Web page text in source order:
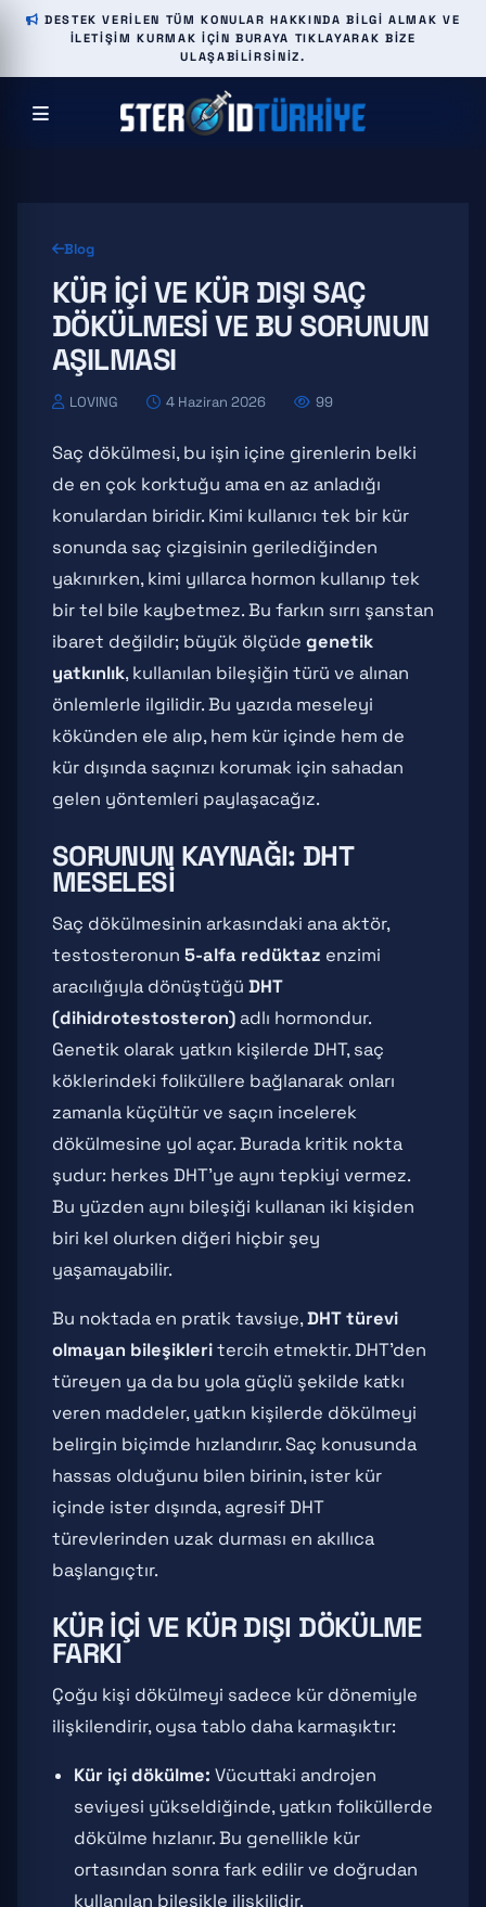
DESTEK VERILEN TÜM KONULAR HAKKINDA BILGI ALMAK VE
ILETIŞIM KURMAK IÇIN BURAYA TIKLAYARAK BIZE
ULAŞABILIRSINIZ.
Blog
KÜR İÇI VE KÜR DIŞI SAÇ
DÖKÜLMESI VE BU SORUNUN
AŞILMASI
LOVING 4 Haziran 2026 99
Saç dökülmesi, bu işin içine girenlerin belki
de en çok korktuğu ama en az anladığı
konulardan biridir. Kimi kullanıcı tek bir kür
sonunda saç çizgisinin gerilediğinden
yakınırken, kimi yıllarca hormon kullanıp tek
bir tel bile kaybetmez. Bu farkın sırrı şanstan
ibaret değildir; büyük ölçüde genetik
yatkınlık, kullanılan bileşiğin türü ve alınan
önlemlerle ilgilidir. Bu yazıda meseleyi
kökünden ele alıp, hem kür içinde hem de
kür dışında saçınızı korumak için sahadan
gelen yöntemleri paylaşacağız.
SORUNUN KAYNAĞI: DHT
MESELESI
Saç dökülmesinin arkasındaki ana aktör,
testosteronun 5-alfa redüktaz enzimi
aracılığıyla dönüştüğü DHT
(dihidrotestosteron)adlı hormondur.
Genetik olarak yatkın kişilerde DHT, saç
köklerindeki foliküllere bağlanarak onları
zamanla küçültür ve saçın incelerek
dökülmesine yol açar. Burada kritik nokta
şudur: herkes DHT'ye aynı tepkiyi vermez.
Bu yüzden aynı bileşiği kullanan iki kişiden
biri kel olurken diğeri hiçbir şey
yaşamayabilir.
Bu noktada en pratik tavsiye,DHT türevi
olmayan bileşikleritercih etmektir. DHT'den
türeyen ya da bu yola güçlü şekilde katkı
veren maddeler, yatkın kişilerde dökülmeyi
belirgin biçimde hızlandırır. Saç konusunda
hassas olduğunu bilen birinin, ister kür
içinde ister dışında, agresif DHT
türevlerinden uzak durması en akıllıca
başlangıçtır.
KÜR İÇI VE KÜR DIŞI DÖKÜLME
FARKI
Çoğu kişi dökülmeyi sadece kür dönemiyle
ilişkilendirir, oysa tablo daha karmaşıktır:
Kür içi dökülme: Vücuttaki androjen
seviyesi yükseldiğinde, yatkın foliküllerde
dökülme hızlanır. Bu genellikle kür
ortasından sonra fark edilir ve doğrudan
kullanılan bileşikle ilişkilidir.